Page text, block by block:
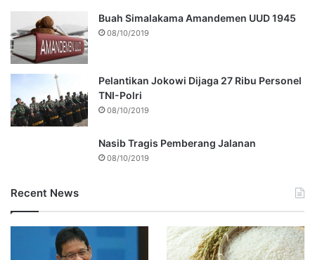
Buah Simalakama Amandemen UUD 1945
08/10/2019
Pelantikan Jokowi Dijaga 27 Ribu Personel
TNI-Polri
08/10/2019
Nasib Tragis Pemberang Jalanan
08/10/2019
Recent News